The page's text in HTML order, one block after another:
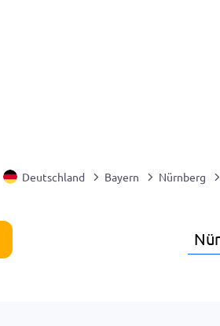
Deutschland Bayern Nürnberg